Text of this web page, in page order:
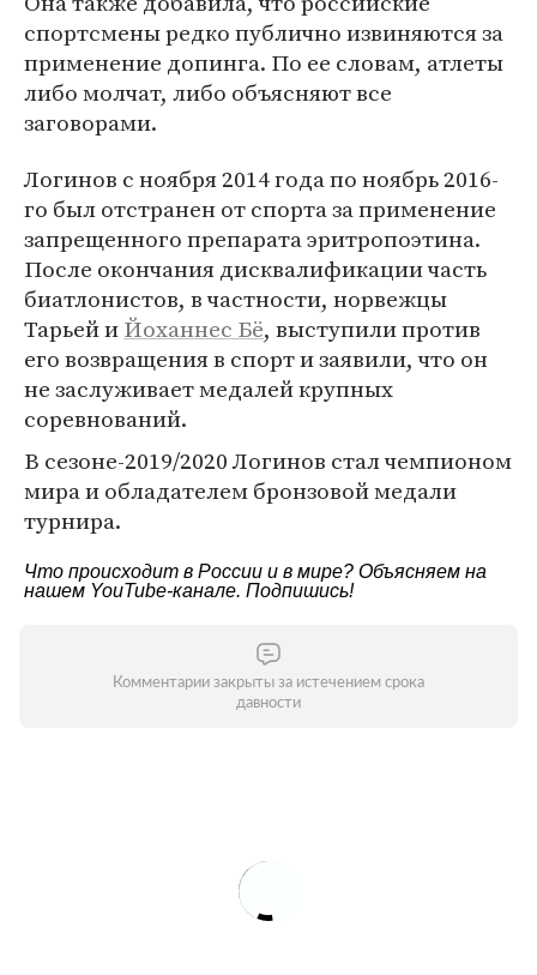
спортсмены редко публично извиняются за
применение допинга. По ее словам, атлеты
либо молчат, либо объясняют все
заговорами.
Логинов с ноября 2014 года по ноябрь 2016-
го был отстранен от спорта за применение
запрещенного препарата эритропоэтина.
После окончания дисквалификации часть
биатлонистов, в частности, норвежцы
Тарьей иЙоханнес Бё, выступили против
его возвращения в спорт и заявили, что он
не заслуживает медалей крупных
соревнований.
В сезоне-2019/2020 Логинов стал чемпионом
мира и обладателем бронзовой медали
турнира.
Что происходит в России и в мире? Объясняем на
нашем YouTube-канале. Подпишись!
Комментарии закрыты за истечением срока
давности